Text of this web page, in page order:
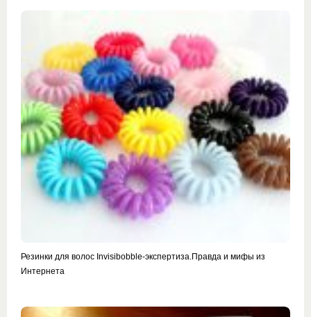
Резинки для волос Invisibobble-экспертиза.Правда и мифы из
Интернета